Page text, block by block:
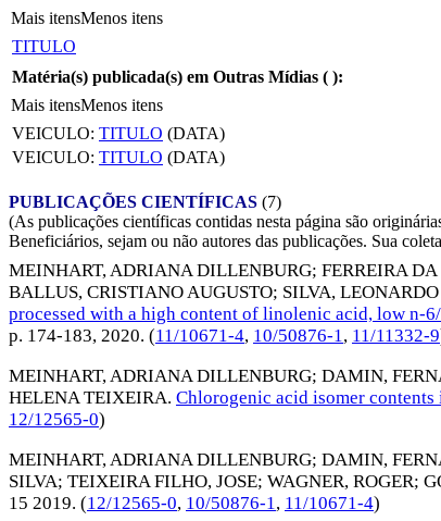
Mais itensMenos itens
TITULO
Matéria(s) publicada(s) em Outras Mídias ( ):
Mais itensMenos itens
VEICULO: TITULO (DATA)
VEICULO: TITULO (DATA)
PUBLICAÇÕES CIENTÍFICAS (7)
(As publicações científicas contidas nesta página são
Beneficiários, sejam ou não autores das publicações. Sua
MEINHART, ADRIANA DILLENBURG; FERREIRA
BALLUS, CRISTIANO AUGUSTO; SILVA,
processed with a high content of linolenic acid, low n-
p. 174-183, 2020. (11/10671-4, 10/50876-1, 11/11332-9
MEINHART, ADRIANA DILLENBURG; DAMIN,
HELENA TEIXEIRA. Chlorogenic acid isomer
12/12565-0)
MEINHART, ADRIANA DILLENBURG; DAMIN,
SILVA; TEIXEIRA FILHO, JOSE; WAGNER, ROGER;
15 2019. (12/12565-0, 10/50876-1 , 11/10671-4)